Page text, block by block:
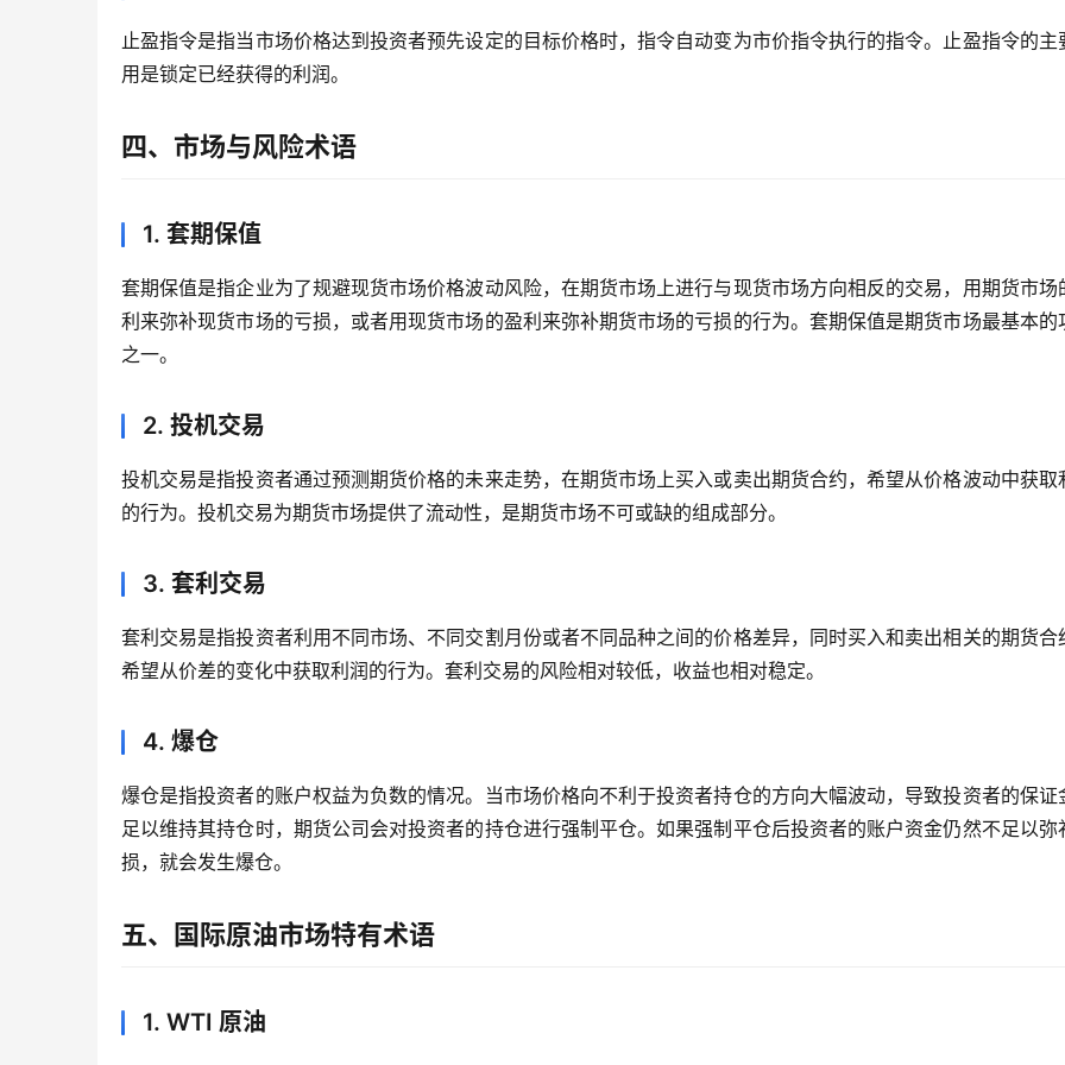
止盈指令是指当市场价格达到投资者预先设定的目标价格时，指令自动变为市价指令执行的指令。止盈指令的主
用是锁定已经获得的利润。
四、市场与风险术语
1. 套期保值
套期保值是指企业为了规避现货市场价格波动风险，在期货市场上进行与现货市场方向相反的交易，用期货市场
利来弥补现货市场的亏损，或者用现货市场的盈利来弥补期货市场的亏损的行为。套期保值是期货市场最基本的
之一。
2. 投机交易
投机交易是指投资者通过预测期货价格的未来走势，在期货市场上买入或卖出期货合约，希望从价格波动中获取
的行为。投机交易为期货市场提供了流动性，是期货市场不可或缺的组成部分。
3. 套利交易
套利交易是指投资者利用不同市场、不同交割月份或者不同品种之间的价格差异，同时买入和卖出相关的期货合
希望从价差的变化中获取利润的行为。套利交易的风险相对较低，收益也相对稳定。
4. 爆仓
爆仓是指投资者的账户权益为负数的情况。当市场价格向不利于投资者持仓的方向大幅波动，导致投资者的保证
足以维持其持仓时，期货公司会对投资者的持仓进行强制平仓。如果强制平仓后投资者的账户资金仍然不足以弥
损，就会发生爆仓。
五、国际原油市场特有术语
1. WTI 原油